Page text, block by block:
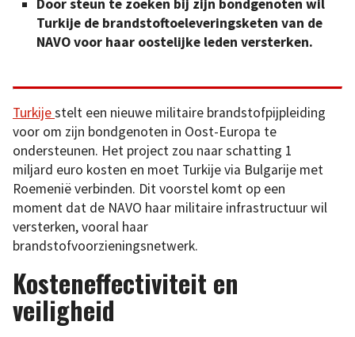
Door steun te zoeken bij zijn bondgenoten wil
Turkije de brandstoftoeleveringsketen van de
NAVO voor haar oostelijke leden versterken.
Turkijestelt een nieuwe militaire brandstofpijpleiding
voor om zijn bondgenoten in Oost-Europa te
ondersteunen. Het project zou naar schatting 1
miljard euro kosten en moet Turkije via Bulgarije met
Roemenië verbinden. Dit voorstel komt op een
moment dat de NAVO haar militaire infrastructuur wil
versterken, vooral haar
brandstofvoorzieningsnetwerk.
Kosteneffectiviteit en
veiligheid